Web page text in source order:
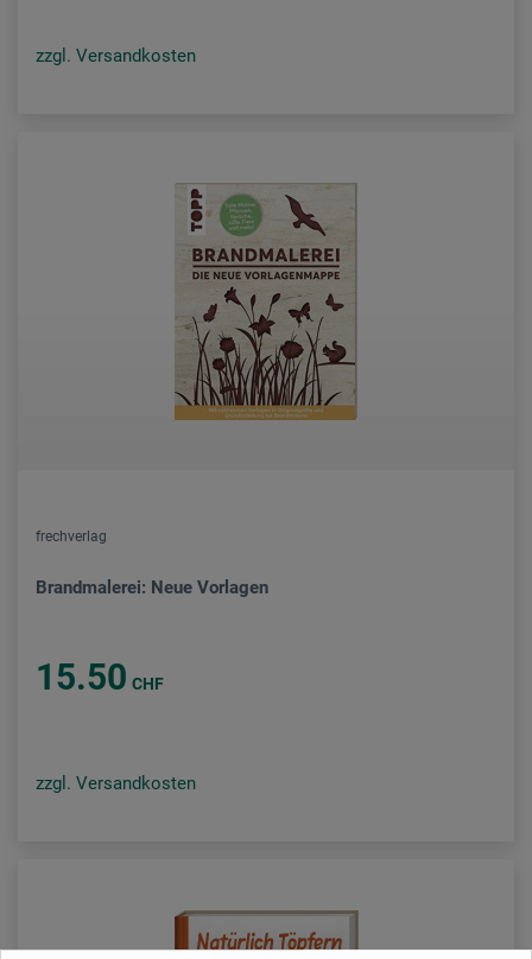
zzgl. Versandkosten
frechverlag
Brandmalerei: Neue Vorlagen
15.50 CHF
zzgl. Versandkosten